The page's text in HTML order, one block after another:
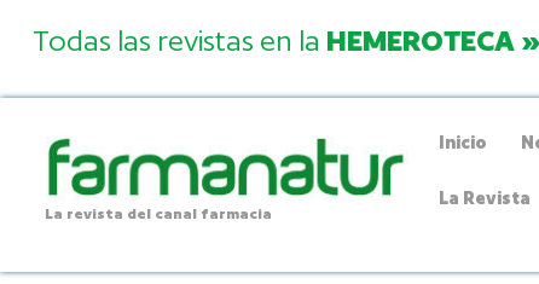
Todas las revistas en la HEMEROTECA »
La revista del canal farmacia
Inicio
La Revista